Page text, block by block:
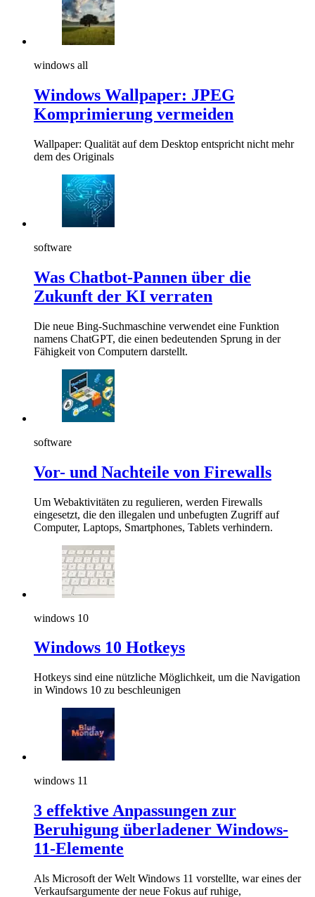
windows all
Windows Wallpaper: JPEG
Komprimierung vermeiden
Wallpaper: Qualität auf dem Desktop entspricht nicht mehr
dem des Originals
software
Was Chatbot-Pannen über die
Zukunft der KI verraten
Die neue Bing-Suchmaschine verwendet eine Funktion
namens ChatGPT, die einen bedeutenden Sprung in der
Fähigkeit von Computern darstellt.
software
Vor- und Nachteile von Firewalls
Um Webaktivitäten zu regulieren, werden Firewalls
eingesetzt, die den illegalen und unbefugten Zugriff auf
Computer, Laptops, Smartphones, Tablets verhindern.
windows 10
Windows 10 Hotkeys
Hotkeys sind eine nützliche Möglichkeit, um die Navigation
in Windows 10 zu beschleunigen
windows 11
3 effektive Anpassungen zur
Beruhigung überladener Windows-
11-Elemente
Als Microsoft der Welt Windows 11 vorstellte, war eines der
Verkaufsargumente der neue Fokus auf ruhige,